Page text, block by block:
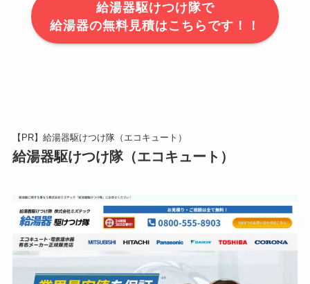
給湯器駆けつけ隊で
給湯器の無料見積はこちらです！！
【PR】給湯器駆けつけ隊（エコキュート）
給湯器駆けつけ隊（エコキュート）